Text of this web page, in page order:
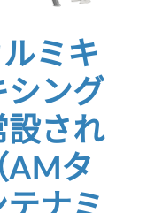
ミキ
シング
設され
AMタ